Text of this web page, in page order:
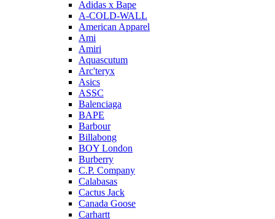
Adidas x Bape
A-COLD-WALL
American Apparel
Ami
Amiri
Aquascutum
Arc'teryx
Asics
ASSC
Balenciaga
BAPE
Barbour
Billabong
BOY London
Burberry
C.P. Company
Calabasas
Cactus Jack
Canada Goose
Carhartt